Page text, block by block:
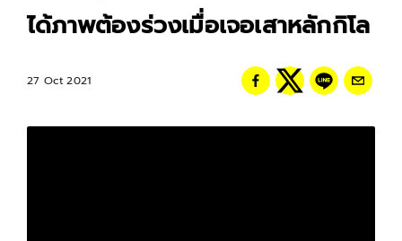
ได้ภาพต้องร่วงเมื่อเจอเสาหลักกิโล
27 Oct 2021